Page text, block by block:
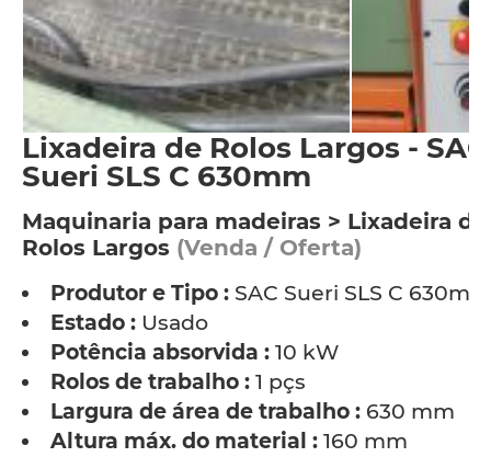
Lixadeira de Rolos Largos - SAC
Sueri SLS C 630mm
Maquinaria para madeiras > Lixadeira de
Rolos Largos (Venda / Oferta)
Produtor e Tipo : SAC Sueri SLS C 630mm
Estado : Usado
Potência absorvida : 10 kW
Rolos de trabalho : 1 pçs
Largura de área de trabalho : 630 mm
Altura máx. do material : 160 mm